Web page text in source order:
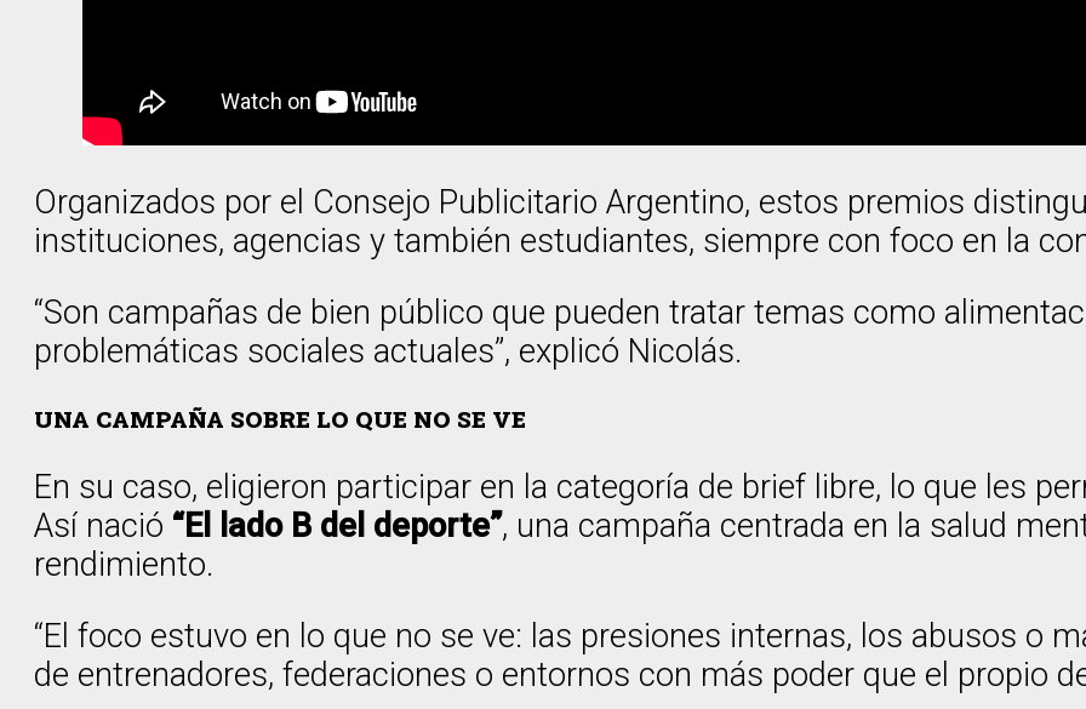
Organizados por el Consejo Publicitario Argentino, estos premios
instituciones, agencias y también estudiantes, siempre con foco en la
“Son campañas de bien público que pueden tratar temas como
problemáticas sociales actuales”, explicó Nicolás.
UNA CAMPAÑA SOBRE LO QUE NO SE VE
En su caso, eligieron participar en la categoría de brief libre, lo que les
Así nació “El lado B del deporte”, una campaña centrada en la salud
rendimiento.
“El foco estuvo en lo que no se ve: las presiones internas, los abusos o
de entrenadores, federaciones o entornos con más poder que el propio